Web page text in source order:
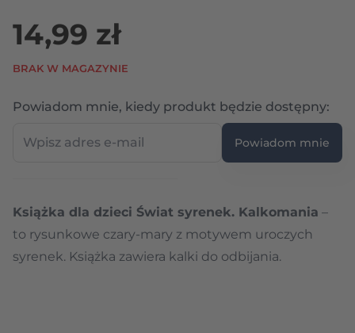
14,99 zł
BRAK W MAGAZYNIE
Powiadom mnie, kiedy produkt będzie dostępny:
Powiadom mnie
Książka dla dzieci Świat syrenek. Kalkomania –
to rysunkowe czary-mary z motywem uroczych
syrenek. Książka zawiera kalki do odbijania.